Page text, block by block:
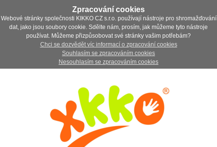
Zpracování cookies
Webové stránky společnosti KIKKO CZ s.r.o. používají nástroje pro shromažďování
dat, jako jsou soubory cookie. Sdělte nám, prosím, jak můžeme tyto nástroje
používat. Můžeme přizpůsobovat své stránky vašim potřebám?
Chci se dozvědět víc informací o zpracování cookies
Souhlasím se zpracováním cookies
Nesouhlasím se zpracováním cookies